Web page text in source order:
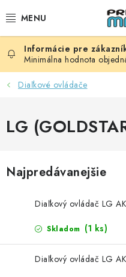
na
BATÉRIE
AUDIO - VIDEO
DOMÁCNOSŤ
ELEKTROINŠTALAČNÝ
Minimálna hodnota
Diaľkové ovládače
LG
Najpredávanejšie
Diaľkový ovládač LG
Skladom (1 ks)
Diaľkový ovládač LG